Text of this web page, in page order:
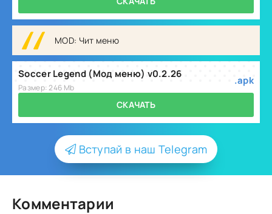
MOD: Чит меню
Soccer Legend (Мод меню) v0.2.26
Размер: 246 Mb
.apk
СКАЧАТЬ
Вступай в наш Telegram
Комментарии